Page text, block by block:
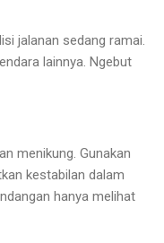
jalanan sedang ramai.
lainnya. Ngebut
menikung. Gunakan
kestabilan dalam
hanya melihat